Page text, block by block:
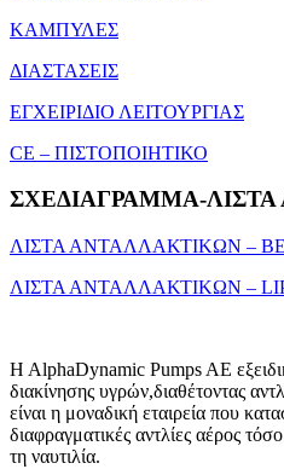
ΚΑΜΠΥΛΕΣ
ΔΙΑΣΤΑΣΕΙΣ
ΕΓΧΕΙΡΙΔΙΟ ΛΕΙΤΟΥΡΓΙΑΣ
CE – ΠΙΣΤΟΠΟΙΗΤΙΚΟ
ΣΧΕΔΙΑΓΡΑΜΜΑ-
ΛΙΣΤΑ ΑΝΤΑΛΛΑΚΤΙΚΩΝ –
ΛΙΣΤΑ ΑΝΤΑΛΛΑΚΤΙΚΩΝ –
H AlphaDynamic Pumps AE
διακίνησης υγρών,διαθέτοντας
είναι η μοναδική εταιρεία που
διαφραγματικές αντλίες αέρος
τη ναυτιλία.